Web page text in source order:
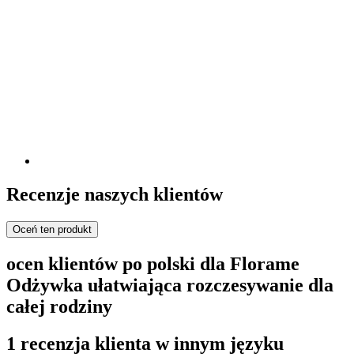
Recenzje naszych klientów
Oceń ten produkt
ocen klientów po polski dla Florame
Odżywka ułatwiająca rozczesywanie dla
całej rodziny
1 recenzja klienta w innym języku